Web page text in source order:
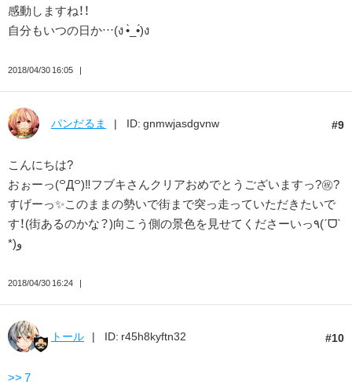
感動しますね！！
自分もいつの日か…(ง •̀_•́)ง
2018/04/30 16:05
9
パンだるま ID: gnmwjasdgvnw
こんにちは?
おぉーっ(꒪Д꒪)‼︎フブキさんクリアおめでとうございますっ?㊗️?
すげーっ✨このままの勢いで街まで突っ走っていただきたいで
す！(街あるのかな？)向こう側の景色を見せてくださーいっ٩(ˊᗜˋ
*)و
2018/04/30 16:24
10
トール ID: r45h8kyftn32
>> 7